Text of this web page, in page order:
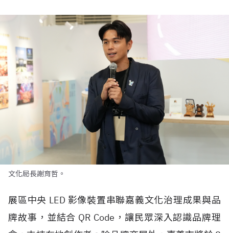
文化局長謝育哲。
展區中央 LED 影像裝置串聯嘉義文化治理成果與品
牌故事，並結合 QR Code ，讓民眾深入認識品牌理